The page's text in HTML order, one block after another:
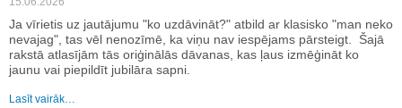
Ja vīrietis uz jautājumu "ko uzdāvināt?" atbild ar klasisko "man neko
nevajag", tas vēl nenozīmē, ka viņu nav iespējams pārsteigt. Šajā
rakstā atlasījām tās oriģinālās dāvanas, kas ļaus izmēģināt ko
jaunu vai piepildīt jubilāra sapni.
Lasīt vairāk…